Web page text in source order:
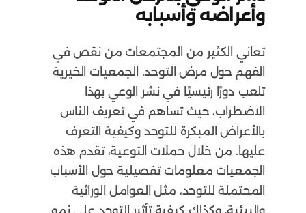
وأعراضه وأسبابه
تعاني الكثير من المجتمعات من نقص في
الفهم حول مرض التوحد. الجمعيات الخيرية
تلعب دورًا رئيسيًا في نشر الوعي بهذا
الاضطراب، حيث تساهم في تعريف الناس
بالأعراض المبكرة للتوحد وكيفية التعرف
عليها. من خلال حملات التوعية، تقدم هذه
الجمعيات معلومات تفصيلية حول الأسباب
المحتملة للتوحد، مثل العوامل الوراثية
والبيئية، وكذلك كيفية تأثير التوحد على نمو